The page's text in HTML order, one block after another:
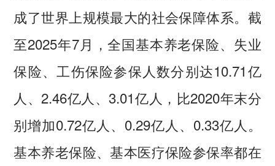
成了世界上规模最大的社会保障体系。截
至2025年7月，全国基本养老保险、失业
保险、工伤保险参保人数分别达10.71亿
人、2.46亿人、3.01亿人，比2020年末分
别增加0.72亿人、0.29亿人、0.33亿人。
基本养老保险、基本医疗保险参保率都在